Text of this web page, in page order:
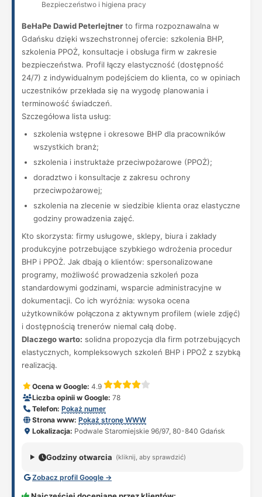
Bezpieczeństwo i higiena pracy
BeHaPe Dawid Peterlejtner to firma rozpoznawalna w
Gdańsku dzięki wszechstronnej ofercie: szkolenia BHP,
szkolenia PPOŻ, konsultacje i obsługa firm w zakresie
bezpieczeństwa. Profil łączy elastyczność (dostępność
24/7) z indywidualnym podejściem do klienta, co w opiniach
uczestników przekłada się na wygodę planowania i
terminowość świadczeń.
Szczegółowa lista usług:
szkolenia wstępne i okresowe BHP dla pracowników
wszystkich branż;
szkolenia i instruktaże przeciwpożarowe (PPOŻ);
doradztwo i konsultacje z zakresu ochrony
przeciwpożarowej;
szkolenia na zlecenie w siedzibie klienta oraz elastyczne
godziny prowadzenia zajęć.
Kto skorzysta: firmy usługowe, sklepy, biura i zakłady
produkcyjne potrzebujące szybkiego wdrożenia procedur
BHP i PPOŻ. Jak dbają o klientów: spersonalizowane
programy, możliwość prowadzenia szkoleń poza
standardowymi godzinami, wsparcie administracyjne w
dokumentacji. Co ich wyróżnia: wysoka ocena
użytkowników połączona z aktywnym profilem (wiele zdjęć)
i dostępnością trenerów niemal całą dobę.
Dlaczego warto: solidna propozycja dla firm potrzebujących
elastycznych, kompleksowych szkoleń BHP i PPOŻ z szybką
realizacją.
Ocena w Google: 4.9
Liczba opinii w Google: 78
Telefon: Pokaż numer
Strona www: Pokaż stronę WWW
Lokalizacja: Podwale Staromiejskie 96/97, 80-840 Gdańsk
Godziny otwarcia (kliknij, aby sprawdzić)
Zobacz profil Google →